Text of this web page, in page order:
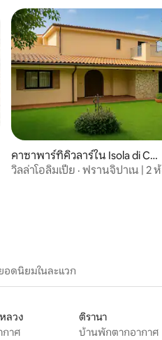
ย 5.0 จาก 5, 15 รีวิว
คาซาพาร์ทิคิวลาร์ใน Isola di Cap
o Rizzuto
วิลล่าโอลิมเปีย · ฟรานจิปาเน | 2
อดนิยมในละแวก
ลวง
าศ
ติรานา
บ้านพักตากอากาศ